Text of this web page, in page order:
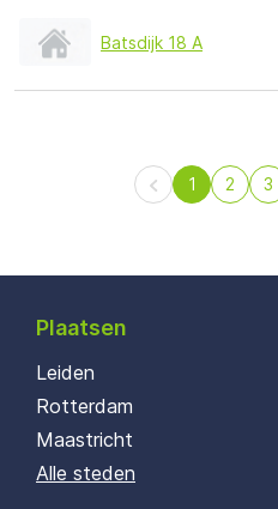
Batsdijk 18 A
1 2 3
Plaatsen
Leiden
Rotterdam
Maastricht
Alle steden